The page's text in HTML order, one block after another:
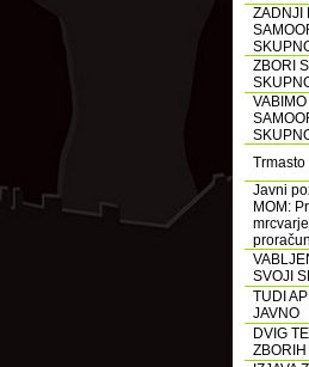
ZADNJI
ZBORI
Trmasto
Javni
MOM:
SVOJI
TUDI
JAVNO
DVIG